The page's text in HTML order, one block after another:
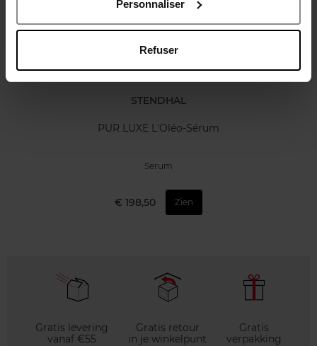
Personnaliser
Refuser
STENDHAL
PUR LUXE L'Oléo-Sérum
Serum
€ 198,50 Zien
Gratis levering
vanaf €55
Gratis retour
in je winkelpunt
Gratis
verpakking